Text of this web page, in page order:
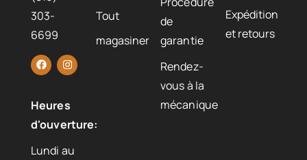
303-
6699
Heures
d'ouverture:
Lundi au
Tout
magasiner
de
garantie
Rendez-
vous à la
mécanique
Expédition
et retours